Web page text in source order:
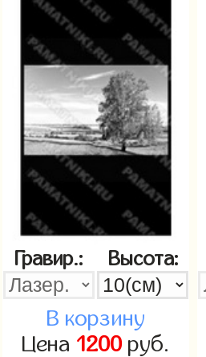
Гравир.: Высота:
В корзину
Цена 1200руб.